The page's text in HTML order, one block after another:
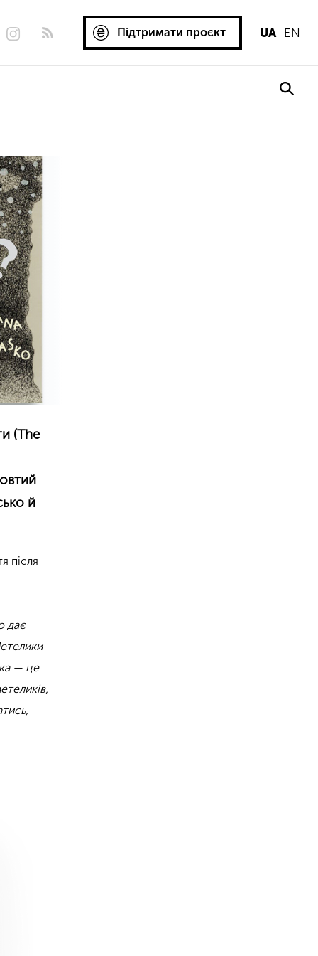
UA EN
Підтримати проєкт
(The
й
після
дає
— це